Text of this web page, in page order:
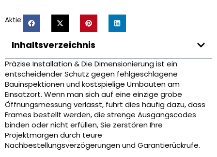
Aktie:
Inhaltsverzeichnis
Präzise Installation & Die Dimensionierung ist ein
entscheidender Schutz gegen fehlgeschlagene
Bauinspektionen und kostspielige Umbauten am
Einsatzort. Wenn man sich auf eine einzige grobe
Öffnungsmessung verlässt, führt dies häufig dazu, dass
Frames bestellt werden, die strenge Ausgangscodes
binden oder nicht erfüllen, Sie zerstören Ihre
Projektmargen durch teure
Nachbestellungsverzögerungen und Garantierückrufe.